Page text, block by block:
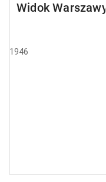
Widok Warszawy
1946